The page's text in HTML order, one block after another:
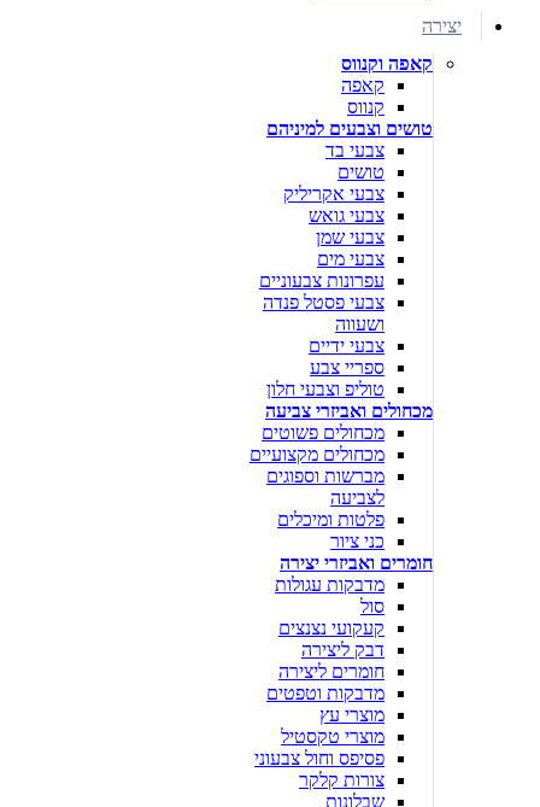
יצירה
קאפה וקנווס
קאפה
קנווס
טושים וצבעים למיניהם
צבעי בד
טושים
צבעי אקריליק
צבעי גואש
צבעי שמן
צבעי מים
עפרונות צבעוניים
צבעי פסטל פנדה
ושעווה
צבעי ידיים
ספריי צבע
טוליפ וצבעי חלון
מכחולים ואביזרי צביעה
מכחולים פשוטים
מכחולים מקצועיים
מברשות וספוגים
לצביעה
פלטות ומיכלים
כני ציור
חומרים ואביזרי יצירה
מדבקות עגולות
סול
קעקועי נצנצים
דבק ליצירה
חומרים ליצירה
מדבקות וטפטים
מוצרי עץ
מוצרי טקסטיל
פסיפס וחול צבעוני
צורות קלקר
שבלונות